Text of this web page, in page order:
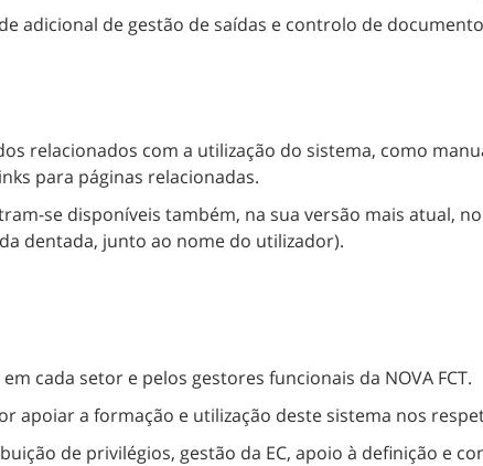
adicional de gestão de saídas e controlo de
relacionados com a utilização do sistema, como
para páginas relacionadas.
se disponíveis também, na sua versão mais atual,
dentada, junto ao nome do utilizador).
cada setor e pelos gestores funcionais da NOVA FCT.
apoiar a formação e utilização deste sistema nos
de privilégios, gestão da EC, apoio à definição e